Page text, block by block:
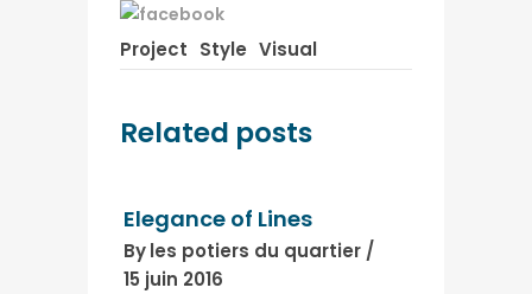
Project Style Visual
Related posts
Elegance of Lines
Byles potiers du quartier
15 juin 2016